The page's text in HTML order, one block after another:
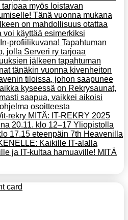
myös loistavan
Tänä vuonna mukana
on mahdollisuus otattaa
voi käyttää esimerkiksi
profiilikuvana! Tapahtuman
jolla Serveri ry tarjoaa
jälkeen tapahtuman
tänäkin vuonna kivenheiton
tiloissa, johon saapunee
kyseessä on Rekrysaunat,
saapua, vaikkei aikoisi
osoitteesta
rekry MITÄ: IT-REKRY 2025
20.11. klo 12–17 Yliopistolla
17.15 eteenpäin 7th Heavenilla
Kaikille IT-alalla
ja IT-kultaa hamuaville! MITÄ